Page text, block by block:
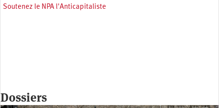
Soutenez le NPA l'Anticapitaliste
Dossiers